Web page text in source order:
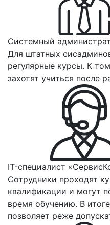
Системный
Для штатных
регулярные курсы. К
захотят учиться после
IT-специалист
Сотрудники проходят
квалификации и могут
время обучению. В
позволяет реже